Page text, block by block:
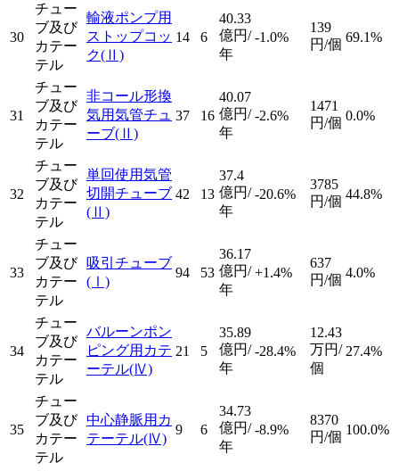
30
チュー
ブ及び
カテー
テル
輸液ポンプ用
ストップコッ
ク(Ⅱ)
14 6
40.33
億円/
年
-1.0%
139
円/個 69.1%
31
チュー
ブ及び
カテー
テル
非コール形換
気用気管チュ
ーブ(Ⅱ)
37 16
40.07
億円/
年
-2.6%
1471
円/個 0.0%
32
チュー
ブ及び
カテー
テル
単回使用気管
切開チューブ
(Ⅱ)
42 13
37.4
億円/
年
-20.6%
3785
円/個 44.8%
33
チュー
ブ及び
カテー
テル
吸引チューブ
(Ⅰ)
94 53
36.17
億円/
年
+1.4%
637
円/個 4.0%
34
チュー
ブ及び
カテー
テル
バルーンポン
ピング用カテ
ーテル(Ⅳ)
21 5
35.89
億円/
年
-28.4%
12.43
万円/
個
27.4%
35
チュー
ブ及び
カテー
テル
中心静脈用カ
テーテル(Ⅳ)
9 6
34.73
億円/
年
-8.9%
8370
円/個 100.0%